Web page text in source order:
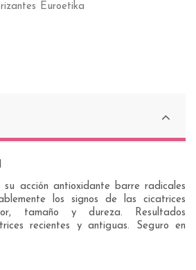
Euroetika
su acción antioxidante barre radicales
los signos de las cicatrices
tamaño y dureza. Resultados
recientes y antiguas. Seguro en